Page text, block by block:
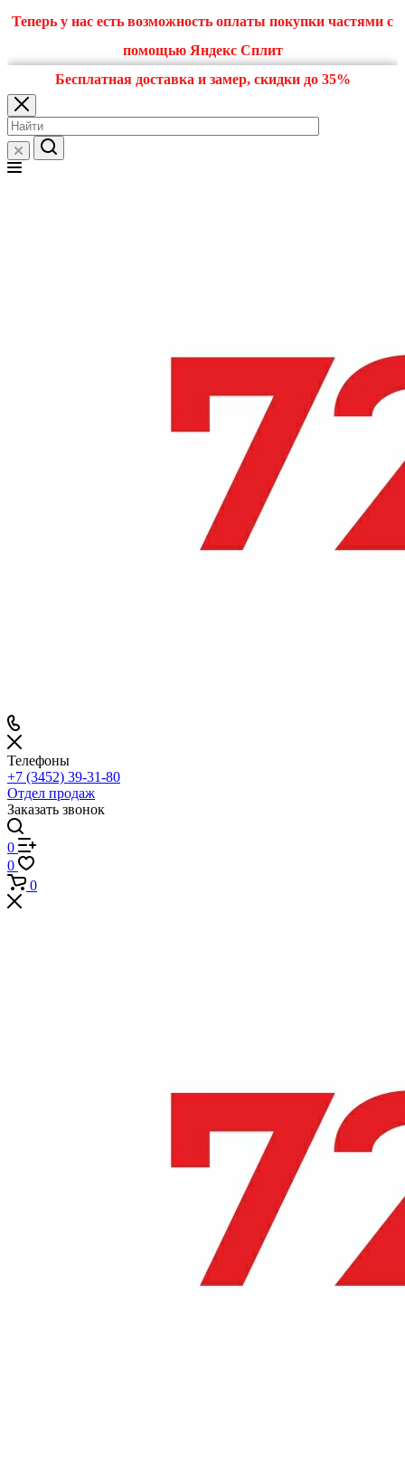
Теперь у нас есть возможность оплаты покупки частями с
помощью Яндекс Сплит
Бесплатная доставка и замер, скидки до 35%
Телефоны
+7 (3452) 39-31-80
Отдел продаж
Заказать звонок
0
0
0